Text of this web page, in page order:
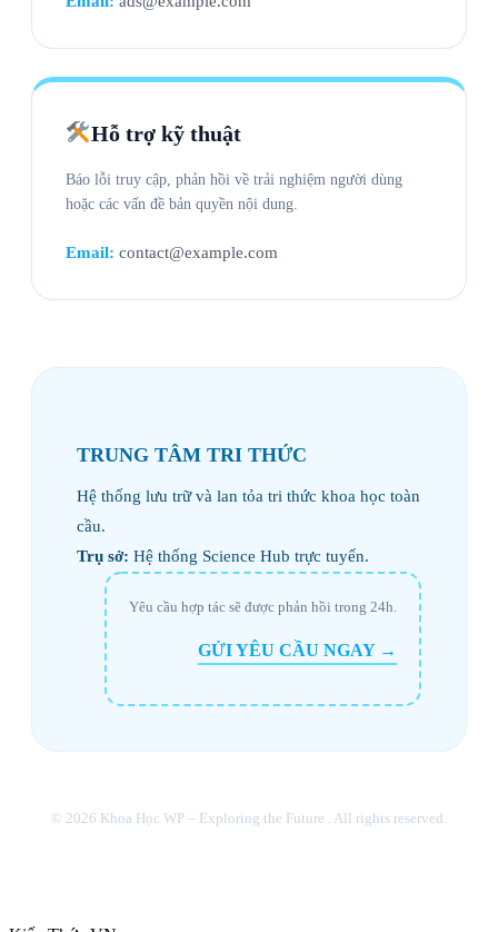
Hỗ trợ kỹ thuật
Báo lỗi truy cập, phản hồi về trải nghiệm người dùng
hoặc các vấn đề bản quyền nội dung.
Email: contact@example.com
TRUNG TÂM TRI THỨC
Hệ thống lưu trữ và lan tỏa tri thức khoa học toàn
cầu.
Trụ sở: Hệ thống Science Hub trực tuyến.
Yêu cầu hợp tác sẽ được phản hồi trong 24h.
GỬI YÊU CẦU NGAY →
© 2026 Khoa Học WP – Exploring the Future . All rights reserved.